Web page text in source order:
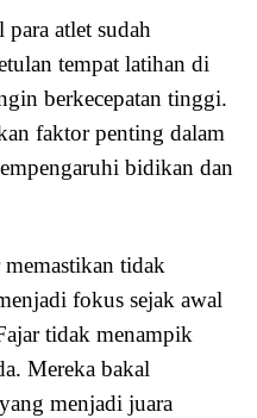
para atlet sudah
tempat latihan di
berkecepatan tinggi.
faktor penting dalam
bidikan dan
tidak
fokus sejak awal
tidak menampik
Mereka bakal
menjadi juara